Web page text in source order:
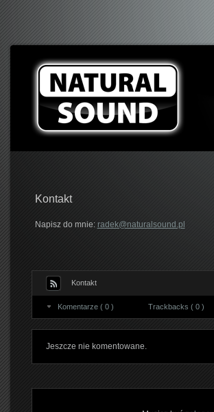
Kontakt
Napisz do mnie: radek@naturalsound.pl
Kontakt
Komentarze ( 0 ) Trackbacks ( 0 )
Jeszcze nie komentowane.